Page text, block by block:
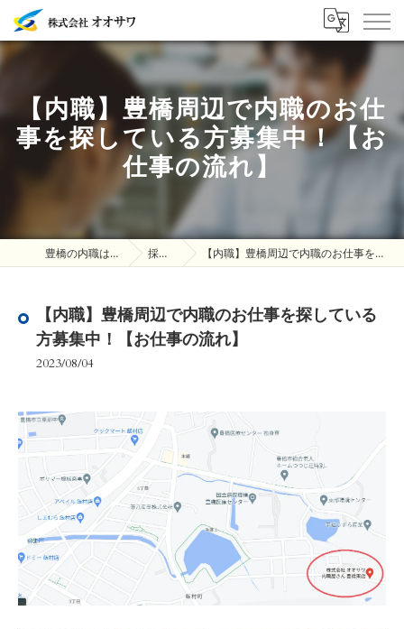
【内職】豊橋周辺で内職のお仕
事を探している方募集中！【お
仕事の流れ】
豊橋の内職は株式会社オオサワ 採用ブログ 【内職】豊橋周辺で内職のお仕事を探している方募集中！【お仕事の流れ】
【内職】豊橋周辺で内職のお仕事を探している
方募集中！【お仕事の流れ】
2023/08/04